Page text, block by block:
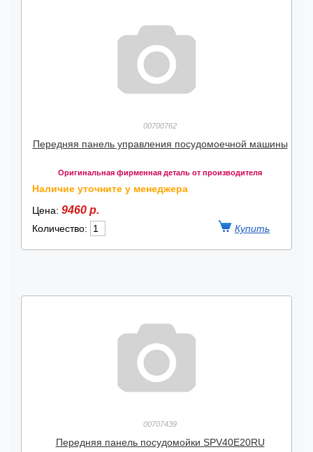
00700762
Передняя панель управления посудомоечной машины
Оригинальная фирменная деталь от производителя
Наличие уточните у менеджера
Цена: 9460 р.
Количество:
00707439
Передняя панель посудомойки SPV40E20RU